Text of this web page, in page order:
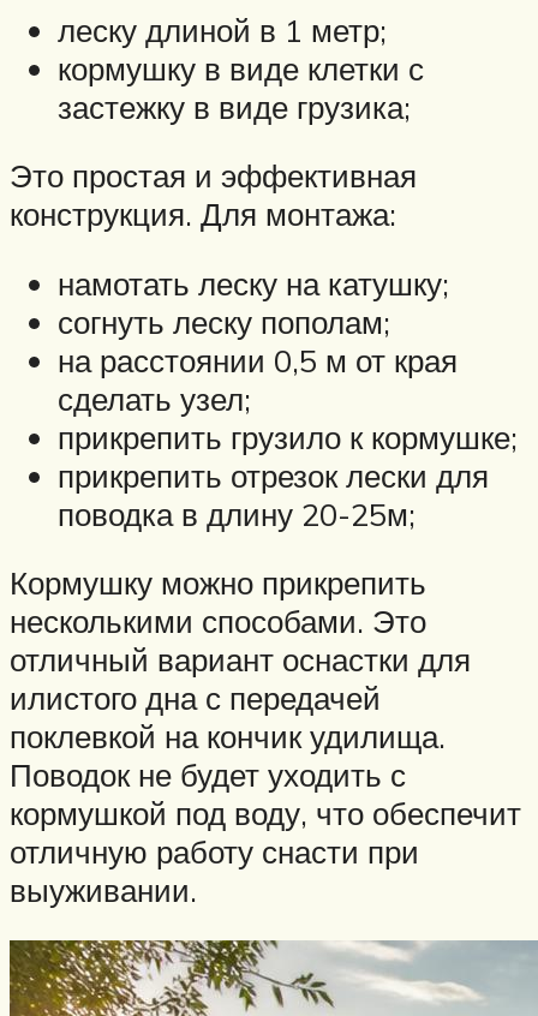
леску длиной в 1 метр;
кормушку в виде клетки с
застежку в виде грузика;
Это простая и эффективная
конструкция. Для монтажа:
намотать леску на катушку;
согнуть леску пополам;
на расстоянии 0,5 м от края
сделать узел;
прикрепить грузило к кормушке;
прикрепить отрезок лески для
поводка в длину 20-25м;
Кормушку можно прикрепить
несколькими способами. Это
отличный вариант оснастки для
илистого дна с передачей
поклевкой на кончик удилища.
Поводок не будет уходить с
кормушкой под воду, что обеспечит
отличную работу снасти при
выуживании.